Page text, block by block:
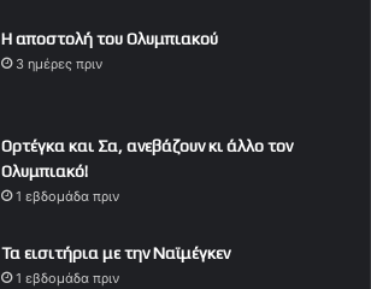
Η αποστολή του Ολυμπιακού
3 ημέρες πριν
Ορτέγκα και Σα, ανεβάζουν κι άλλο τον
Ολυμπιακό!
1 εβδομάδα πριν
Τα εισιτήρια με την Ναϊμέγκεν
1 εβδομάδα πριν